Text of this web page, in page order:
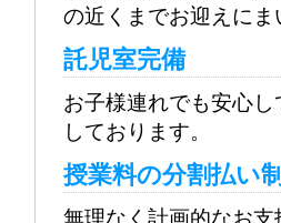
の近くまでお迎えにま
託児室完備
お子様連れでも安心
しております。
授業料の分割払い
無理なく計画的なお